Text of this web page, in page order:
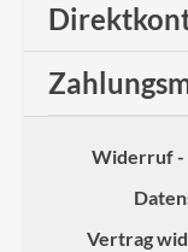
Widerruf -
Vertrag